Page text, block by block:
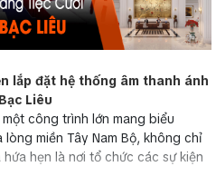
lắp đặt hệ thống âm thanh ánh
Liêu
công trình lớn mang biểu
miền Tây Nam Bộ, không chỉ
hẹn là nơi tổ chức các sự kiện